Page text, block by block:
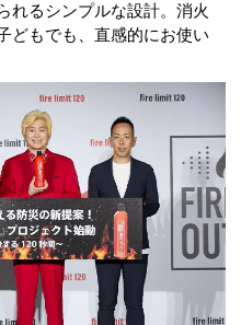
れるシンプルな設計。消火
どもでも、直感的にお使い